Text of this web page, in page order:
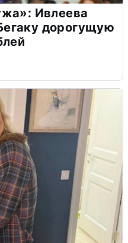
Ивлеева
дорогущую